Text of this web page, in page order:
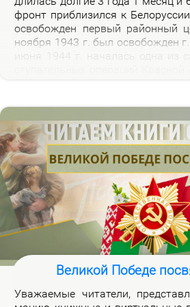
фронт при­бли­зил­ся к
осво­бож­ден пер­вый рай­он­ный
но­яб­ря 1943 г. был осво­бож­ден
за­хват­чи­ков с тер­ри­то­рии
Великой Победе
Ува­жа­е­мые чи­та­те­ли,